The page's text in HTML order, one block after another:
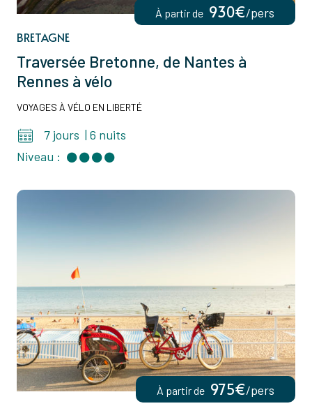
BRETAGNE
Traversée Bretonne, de Nantes à
Rennes à vélo
VOYAGES À VÉLO EN LIBERTÉ
7 jours | 6 nuits
Niveau :
À partir de 930€/pers
À partir de 975€/pers